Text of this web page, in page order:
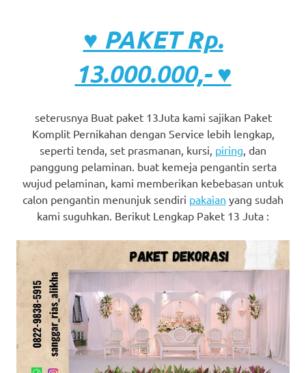
♥ PAKET Rp.
13.000.000,- ♥
seterusnya Buat paket 13Juta kami sajikan Paket
Komplit Pernikahan dengan Service lebih lengkap,
seperti tenda, set prasmanan, kursi, piring , dan
panggung pelaminan. buat kemeja pengantin serta
wujud pelaminan, kami memberikan kebebasan untuk
calon pengantin menunjuk sendiri pakaian yang sudah
kami suguhkan. Berikut Lengkap Paket 13 Juta :